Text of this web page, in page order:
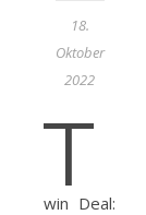
18.
Oktober
2022
T
win Deal: